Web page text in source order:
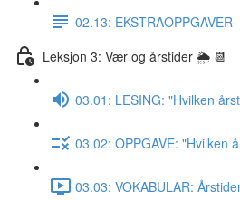
02.13: EKSTRAOPPGAVER
Leksjon 3: Vær og årstider 🌦 📆
03.01: LESING: "Hvilken
03.02: OPPGAVE: "Hvilken
03.03: VOKABULAR: